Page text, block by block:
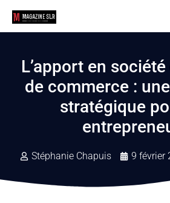
L’apport en
de commerce :
stratégique
Stéphanie Chapuis 9 février